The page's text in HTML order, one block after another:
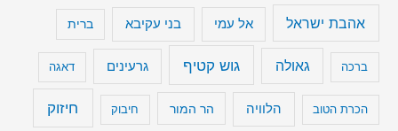
אהבת ישראל אל עמי בני עקיבא ברית
ברכה גאולה גוש קטיף גרעינים דאגה
הכרת הטוב הלוויה הר המור חיבוק חיזוק